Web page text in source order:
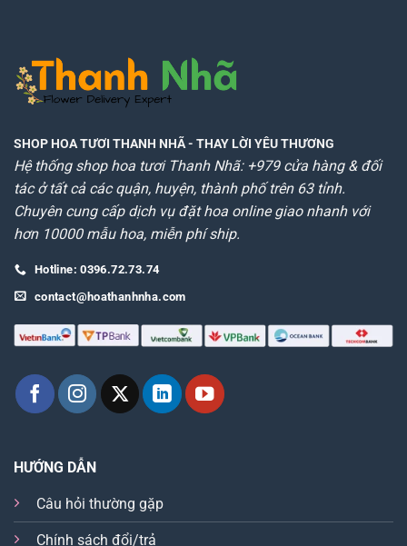
SHOP HOA TƯƠI THANH NHÃ- THAY LỜI YÊU THƯƠNG
Hệ thống shop hoa tươi Thanh Nhã: +979 cửa hàng & đối
tác ở tất cả các quận, huyện, thành phố trên 63 tỉnh.
Chuyên cung cấp dịch vụ đặt hoa online giao nhanh với
hơn 10000 mẫu hoa, miễn phí ship.
Hotline: 0396.72.73.74
contact@hoathanhnha.com
HƯỚNG DẪN
Câu hỏi thường gặp
Chính sách đổi/trả